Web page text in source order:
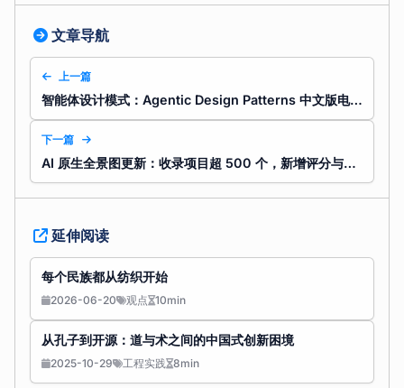
文章导航
上一篇
智能体设计模式：Agentic Design Patterns 中文版电子书分享
下一篇
AI 原生全景图更新：收录项目超 500 个，新增评分与展示优化
延伸阅读
每个民族都从纺织开始
2026-06-20 观点 10min
从孔子到开源：道与术之间的中国式创新困境
2025-10-29 工程实践 8min